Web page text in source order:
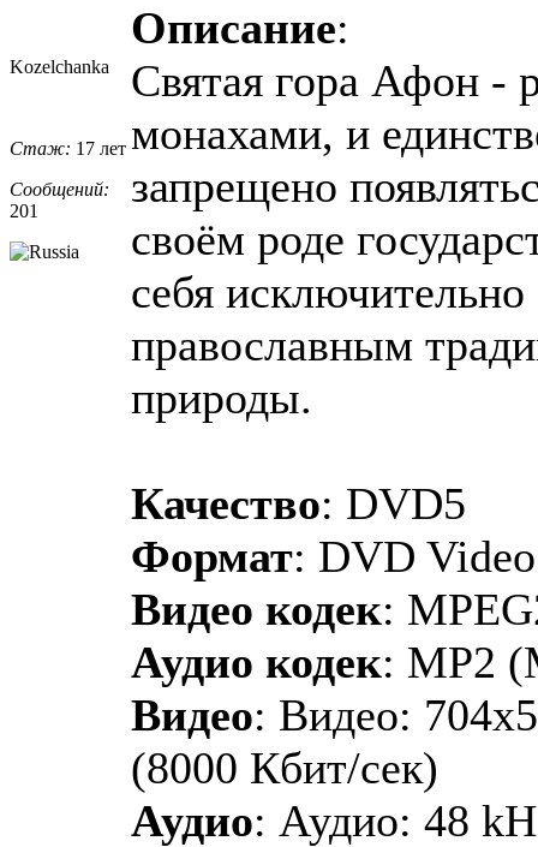
Kozelchanka
Стаж: 17 лет
Сообщений:
201
Описание:
Святая гора Афон -
монахами, и
запрещено
своём роде
себя
православным
природы.
Качество: DVD5
Формат: DVD Video
Видео кодек:
Аудио кодек: MP2
Видео: Видео:
(8000 Кбит/сек)
Аудио: Аудио: 48